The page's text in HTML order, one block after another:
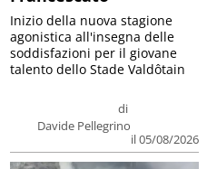
di
Davide Pellegrino
il 05/08/2026
Inizio della nuova stagione
agonistica all'insegna delle
soddisfazioni per il giovane
talento dello Stade Valdôtain